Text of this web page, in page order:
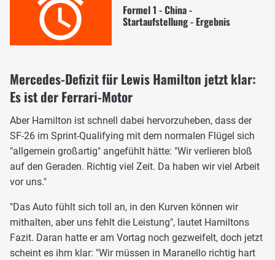
Formel 1 - China -
Startaufstellung - Ergebnis
Mercedes-Defizit für Lewis Hamilton jetzt klar:
Es ist der Ferrari-Motor
Aber Hamilton ist schnell dabei hervorzuheben, dass der
SF-26 im Sprint-Qualifying mit dem normalen Flügel sich
"allgemein großartig" angefühlt hätte: "Wir verlieren bloß
auf den Geraden. Richtig viel Zeit. Da haben wir viel Arbeit
vor uns."
"Das Auto fühlt sich toll an, in den Kurven können wir
mithalten, aber uns fehlt die Leistung", lautet Hamiltons
Fazit. Daran hatte er am Vortag noch gezweifelt, doch jetzt
scheint es ihm klar: "Wir müssen in Maranello richtig hart